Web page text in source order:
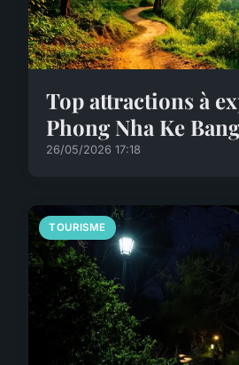
Top attractions à
Phong Nha Ke
26/05/2026 17:18
TOURISME